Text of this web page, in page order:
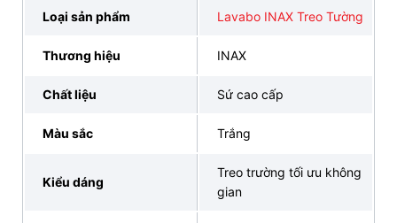
Loại sản phẩm Lavabo INAX Treo Tường
Thương hiệu INAX
Chất liệu Sứ cao cấp
Màu sắc Trắng
Kiểu dáng
Treo trường tối ưu không
gian